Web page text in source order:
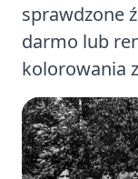
sprawdzone
darmo lub
kolorowania